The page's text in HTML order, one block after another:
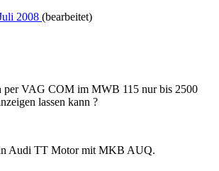
2008 (bearbeitet)
per VAG COM im MWB 115 nur bis 2500
lassen kann ?
Audi TT Motor mit MKB AUQ.